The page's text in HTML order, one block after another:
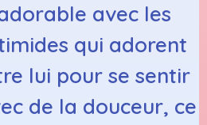
avec les
qui adorent
lui pour se sentir
de la douceur, ce